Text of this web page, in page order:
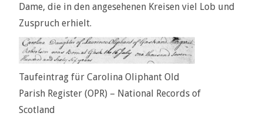
Dame, die in den angesehenen Kreisen viel Lob und
Zuspruch erhielt.
Taufeintrag für Carolina Oliphant Old
Parish Register (OPR) – National Records of
Scotland